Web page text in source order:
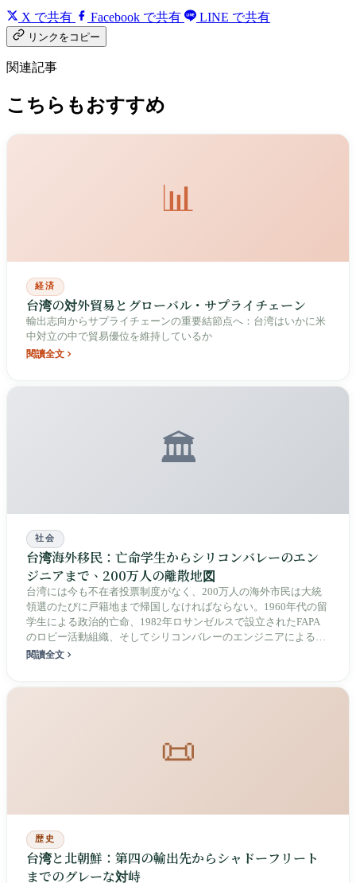
X で共有 Facebook で共有 LINE で共有
リンクをコピー
関連記事
こちらもおすすめ
📊
経済
台湾の対外貿易とグローバル・サプライチェーン
輸出志向からサプライチェーンの重要結節点へ：台湾はいかに米
中対立の中で貿易優位を維持しているか
閱讀全文
🏛️
社会
台湾海外移民：亡命学生からシリコンバレーのエン
ジニアまで、200万人の離散地図
台湾には今も不在者投票制度がなく、200万人の海外市民は大統
領選のたびに戸籍地まで帰国しなければならない。1960年代の留
学生による政治的亡命、1982年ロサンゼルスで設立されたFAPA
のロビー活動組織、そしてシリコンバレーのエンジニアによる帰
郷効果――これは、アイデンティティと行動力をめぐる離散の物
閱讀全文
📜
歴史
台湾と北朝鮮：第四の輸出先からシャドーフリート
までのグレーな対峙